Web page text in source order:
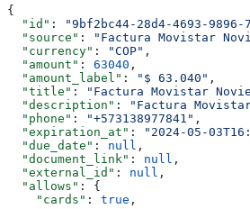
{
  "id"
: "9bf2bc44-28d4-4693-
  "source"
: "Factura Movistar
  "currency"
: "COP" ,
  "amount"
: 63040 ,
  "amount_label"
: "$ 63.040" ,
  "title"
: "Factura Movistar
  "description"
: "Factura
  "phone"
: "+573138977841" ,
  "expiration_at"
: "2024-05-
  "due_date"
: null ,
  "document_link"
: null ,
  "external_id"
: null ,
  "allows"
: {
    "cards"
: true ,